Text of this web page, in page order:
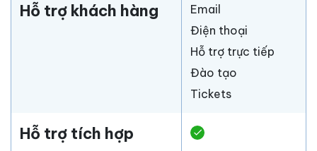
Hỗ trợ khách hàng
Email
Điện thoại
Hỗ trợ trực tiếp
Đào tạo
Tickets
Hỗ trợ tích hợp check